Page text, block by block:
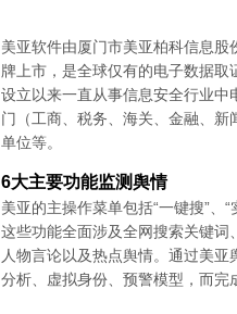
美亚软件由厦门市美亚柏科信息
牌上市，是全球仅有的电子数据
设立以来一直从事信息安全行业
门（工商、税务、海关、金融、
单位等。
6大主要功能监测舆情
美亚的主操作菜单包括“一键搜”、“
这些功能全面涉及全网搜索关键
人物言论以及热点舆情。通过美
分析、虚拟身份、预警模型，而完